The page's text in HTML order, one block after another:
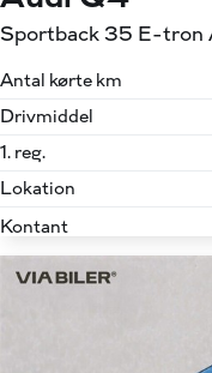
Sportback 35 E-tron
Antal kørte km
Drivmiddel
1. reg.
Lokation
Kontant